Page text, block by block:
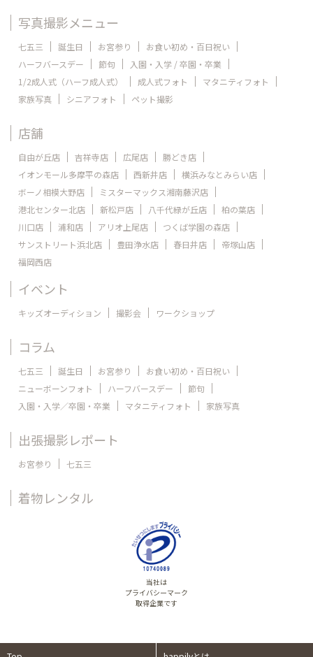
写真撮影メニュー
七五三 誕生日 お宮参り
お食い初め・百日祝い
ハーフバースデー
節句
入園・入学 / 卒園・卒業
1/2成人式（ハーフ成人式）
成人式フォト
マタニティフォト
家族写真
シニアフォト ペット撮影
店舗
自由が丘店 吉祥寺店 広尾店
勝どき店
イオンモール多摩平の森店
西新井店
横浜みなとみらい店
ボーノ相模大野店
ミスターマックス湘南藤沢店
港北センター北店
新松戸店 八千代緑が丘店
柏の葉店
川口店
浦和店 アリオ上尾店
つくば学園の森店
サンストリート浜北店
豊田浄水店 春日井店
帝塚山店
福岡西店
イベント
キッズオーディション 撮影会 ワークショップ
コラム
七五三 誕生日 お宮参り
お食い初め・百日祝い
ニューボーンフォト
ハーフバースデー
節句
入園・入学／卒園・卒業
マタニティフォト 家族写真
出張撮影レポート
お宮参り 七五三
着物レンタル
当社は
プライバシーマーク
取得企業です